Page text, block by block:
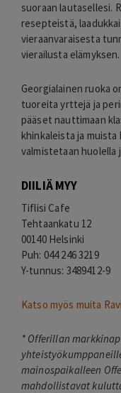
suoraan lautasellesi.
resepteistä,
vieraanvaraisesta
vierailusta elämyksen.
Georgialainen ruoka
tuoreita yrttejä ja
pääset nauttimaan
khinkaleista ja
valmistetaan huolella
DIILIÄ MYY
Tiflisi Cafe
Tehtaankatu 12
00140 Helsinki
Puh: 044 246 3219
Y-tunnus: 3489412-9
Katso myös muita
* Offerillan
mainospaikalleen
mahdollistavat